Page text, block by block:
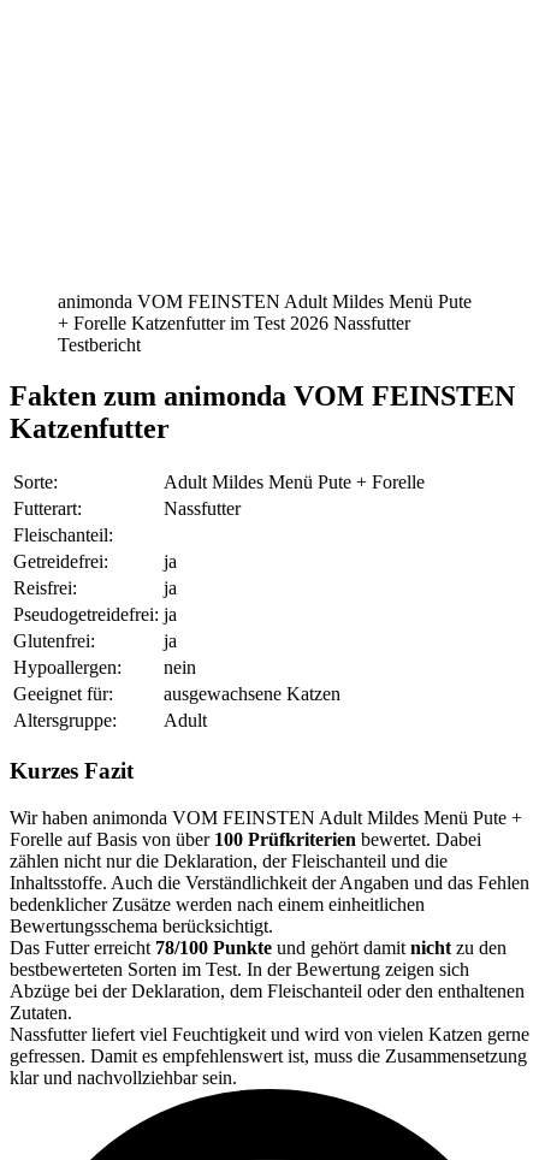
animonda VOM FEINSTEN Adult Mildes Menü Pute
+ Forelle Katzenfutter im Test 2026 Nassfutter
Testbericht
Fakten zum animonda VOM FEINSTEN
Katzenfutter
Sorte:
Adult Mildes Menü Pute + Forelle
Futterart:
Nassfutter
Fleischanteil:
Getreidefrei:
ja
Reisfrei:
ja
Pseudogetreidefrei: ja
Glutenfrei:
ja
Hypoallergen:
nein
Geeignet für:
ausgewachsene Katzen
Altersgruppe:
Adult
Kurzes Fazit
Wir haben animonda VOM FEINSTEN Adult Mildes Menü Pute +
Forelle auf Basis von über 100 Prüfkriterien bewertet. Dabei
zählen nicht nur die Deklaration, der Fleischanteil und die
Inhaltsstoffe. Auch die Verständlichkeit der Angaben und das Fehlen
bedenklicher Zusätze werden nach einem einheitlichen
Bewertungsschema berücksichtigt.
Das Futter erreicht 78/100 Punkte und gehört damit nicht zu den
bestbewerteten Sorten im Test. In der Bewertung zeigen sich
Abzüge bei der Deklaration, dem Fleischanteil oder den enthaltenen
Zutaten.
Nassfutter liefert viel Feuchtigkeit und wird von vielen Katzen gerne
gefressen. Damit es empfehlenswert ist, muss die Zusammensetzung
klar und nachvollziehbar sein.